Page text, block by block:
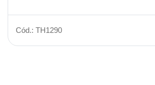
Cód.: TH1290